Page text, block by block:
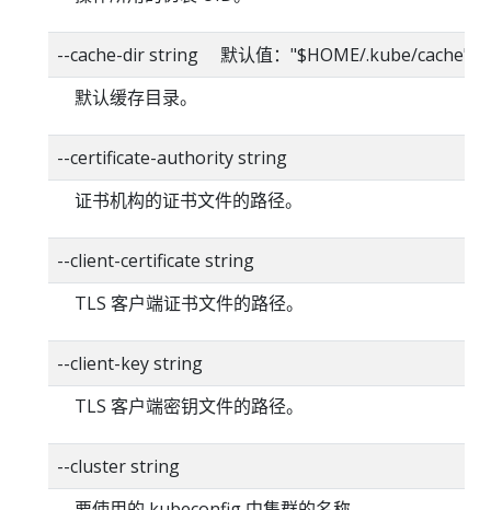
--cache-dir string 默认值："$HOME/.kube/cache"
默认缓存目录。
--certificate-authority string
证书机构的证书文件的路径。
--client-certificate string
TLS 客户端证书文件的路径。
--client-key string
TLS 客户端密钥文件的路径。
--cluster string